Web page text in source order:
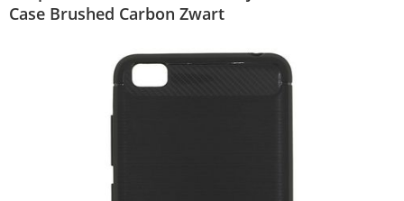
Case Brushed Carbon Zwart